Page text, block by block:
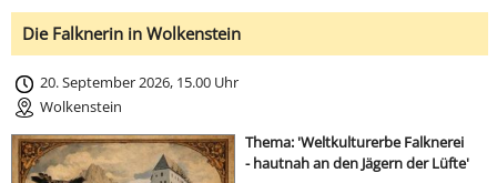
Die Falknerin in Wolkenstein
20. September 2026, 15.00 Uhr
Wolkenstein
Thema: 'Weltkulturerbe Falknerei
- hautnah an den Jägern der Lüfte'